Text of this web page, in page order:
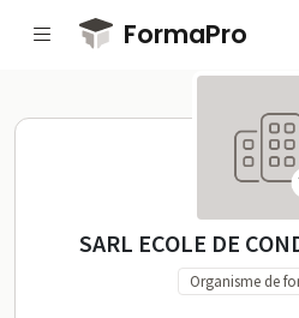
Passer au contenu principal
FormaPro
SARL ECOLE
SARL ECOLE DE
Organisme de